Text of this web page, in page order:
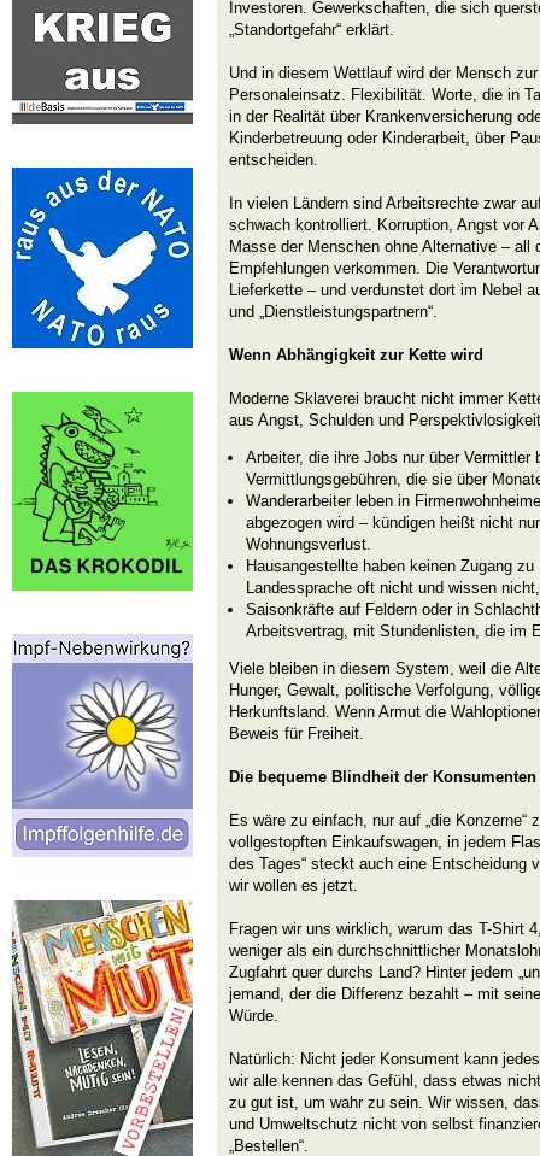
Investoren. Gewerkschaften, die sich
„Standortgefahr“ erklärt.
Und in diesem Wettlauf wird der Mensch
Personaleinsatz. Flexibilität. Worte, die in
in der Realität über Krankenversicherung
Kinderbetreuung oder Kinderarbeit, über
entscheiden.
In vielen Ländern sind Arbeitsrechte zwar
schwach kontrolliert. Korruption, Angst vor
Masse der Menschen ohne Alternative –
Empfehlungen verkommen. Die
Lieferkette – und verdunstet dort im Nebel
und „Dienstleistungspartnern“.
Wenn Abhängigkeit zur Kette wird
Moderne Sklaverei braucht nicht immer
aus Angst, Schulden und
Arbeiter, die ihre Jobs nur über Vermittler
Vermittlungsgebühren, die sie über
Wanderarbeiter leben in
abgezogen wird – kündigen heißt nicht
Wohnungsverlust.
Hausangestellte haben keinen Zugang
Landessprache oft nicht und wissen
Saisonkräfte auf Feldern oder in
Arbeitsvertrag, mit Stundenlisten, die im
Viele bleiben in diesem System, weil die
Hunger, Gewalt, politische Verfolgung,
Herkunftsland. Wenn Armut die
Beweis für Freiheit.
Die bequeme Blindheit der Konsumenten
Es wäre zu einfach, nur auf „die Konzerne“
vollgestopften Einkaufswagen, in jedem
des Tages“ steckt auch eine Entscheidung
wir wollen es jetzt.
Fragen wir uns wirklich, warum das T-Shirt
weniger als ein durchschnittlicher
Zugfahrt quer durchs Land? Hinter jedem
jemand, der die Differenz bezahlt – mit
Würde.
Natürlich: Nicht jeder Konsument kann
wir alle kennen das Gefühl, dass etwas
zu gut ist, um wahr zu sein. Wir wissen,
und Umweltschutz nicht von selbst
„Bestellen“.